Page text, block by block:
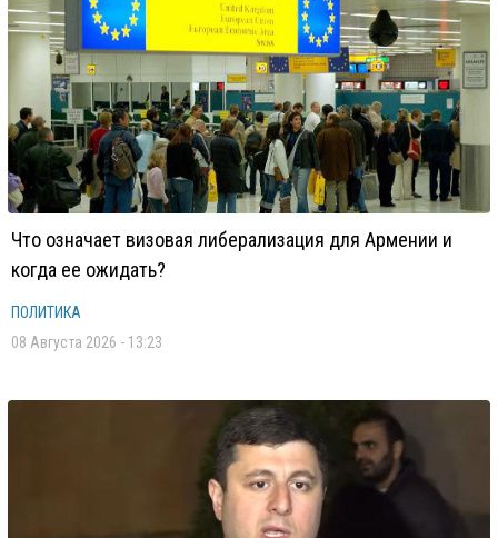
Что означает визовая либерализация для Армении и
когда ее ожидать?
ПОЛИТИКА
08 Августа 2026 - 13:23